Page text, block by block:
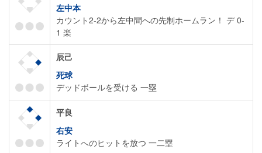
左中本
カウント2-2から左中間への先制ホームラン！ デ 0-
1 楽
辰己
死球
デッドボールを受ける 一塁
平良
右安
ライトへのヒットを放つ 一二塁